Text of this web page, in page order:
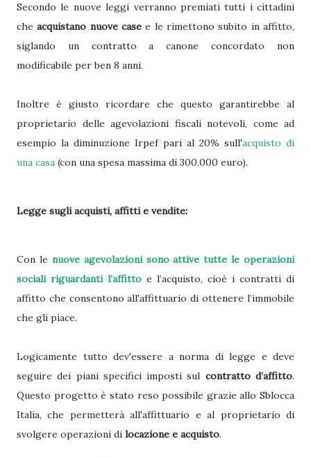
Secondo le nuove leggi verranno premiati tutti i cittadini
cheacquistano nuove case e le rimettono subito in affitto,
siglando un contratto a canone concordato non
modificabile per ben 8 anni.
Inoltre è giusto ricordare che questo garantirebbe al
proprietario delle agevolazioni fiscali notevoli, come ad
esempio la diminuzione Irpef pari al 20% sull'acquisto di
una casa (con una spesa massima di 300.000 euro).
Legge sugli acquisti, affitti e vendite:
Con le nuove agevolazioni sono attive tutte le operazioni
sociali riguardanti l’affitto e l’acquisto, cioè i contratti di
affitto che consentono all'affittuario di ottenere l’immobile
che gli piace.
Logicamente tutto dev'essere a norma di legge e deve
seguire dei piani specifici imposti sul contratto d’affitto.
Questo progetto è stato reso possibile grazie allo Sblocca
Italia, che permetterà all'affittuario e al proprietario di
svolgere operazioni di locazione e acquisto.